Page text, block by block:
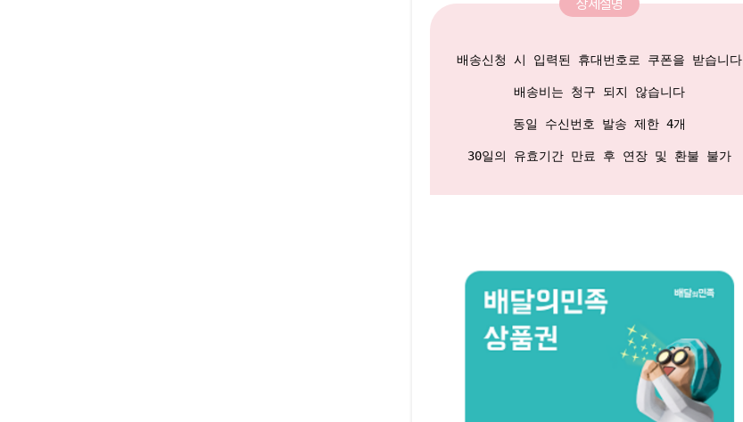
상세설명
배송신청 시 입력된 휴대번호로 쿠폰을 받습니다
배송비는 청구 되지 않습니다
동일 수신번호 발송 제한 4개